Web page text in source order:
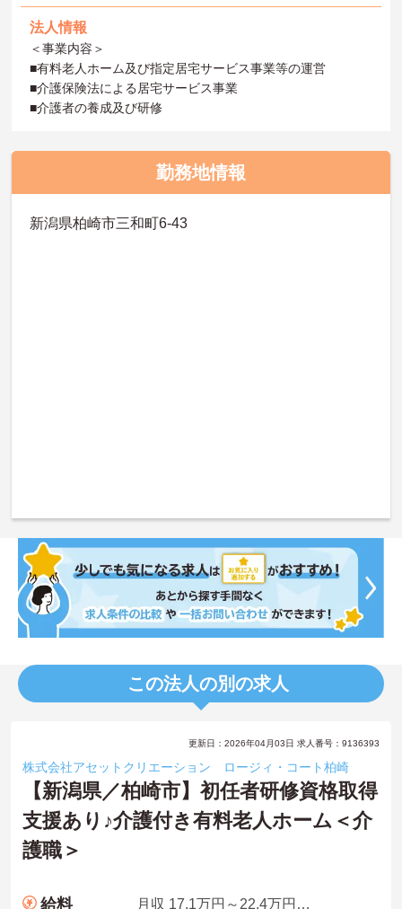
法人情報
＜事業内容＞
■有料老人ホーム及び指定居宅サービス事業等の運営
■介護保険法による居宅サービス事業
■介護者の養成及び研修
勤務地情報
新潟県柏崎市三和町6-43
この法人の別の求人
更新日：2026年04月03日 求人番号：9136393
株式会社アセットクリエーション ロージィ・コート柏崎
【新潟県／柏崎市】初任者研修資格取得
支援あり♪介護付き有料老人ホーム＜介
護職＞
給料 月収 17.1万円～22.4万円程度